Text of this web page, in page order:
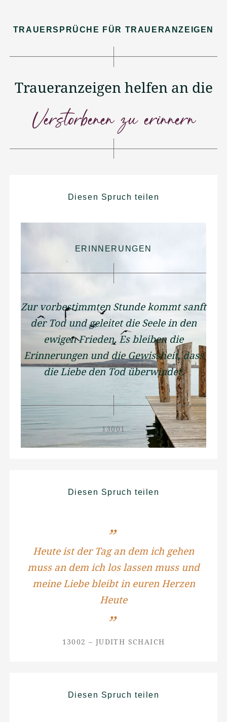
TRAUERSPRÜCHE FÜR TRAUERANZEIGEN
Traueranzeigen helfen an die
Verstorbenen zu erinnern
Diesen Spruch teilen
ERINNERUNGEN
Zur vorbestimmten Stunde kommt sanft
der Tod und geleitet die Seele in den
ewigen Frieden. Es bleiben die
Erinnerungen und die Gewissheit, dass
die Liebe den Tod überwindet.
13001
Diesen Spruch teilen
Heute ist der Tag an dem ich gehen
muss an dem ich los lassen muss und
meine Liebe bleibt in euren Herzen
Heute
13002 – JUDITH SCHAICH
Diesen Spruch teilen